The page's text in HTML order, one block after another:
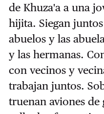
de Khuza'a a una
hijita. Siegan
abuelos y las
y las hermanas.
con vecinos y
trabajan juntos.
truenan aviones de